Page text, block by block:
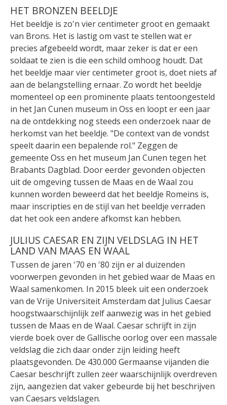
HET BRONZEN BEELDJE
Het beeldje is zo'n vier centimeter groot en gemaakt
van Brons. Het is lastig om vast te stellen wat er
precies afgebeeld wordt, maar zeker is dat er een
soldaat te zien is die een schild omhoog houdt. Dat
het beeldje maar vier centimeter groot is, doet niets af
aan de belangstelling ernaar. Zo wordt het beeldje
momenteel op een prominente plaats tentoongesteld
in het Jan Cunen museum in Oss en loopt er een jaar
na de ontdekking nog steeds een onderzoek naar de
herkomst van het beeldje. "De context van de vondst
speelt daarin een bepalende rol." Zeggen de
gemeente Oss en het museum Jan Cunen tegen het
Brabants Dagblad. Door eerder gevonden objecten
uit de omgeving tussen de Maas en de Waal zou
kunnen worden beweerd dat het beeldje Romeins is,
maar inscripties en de stijl van het beeldje verraden
dat het ook een andere afkomst kan hebben.
JULIUS CAESAR EN ZIJN VELDSLAG IN HET
LAND VAN MAAS EN WAAL
Tussen de jaren '70 en '80 zijn er al duizenden
voorwerpen gevonden in het gebied waar de Maas en
Waal samenkomen. In 2015 bleek uit een onderzoek
van de Vrije Universiteit Amsterdam dat Julius Caesar
hoogstwaarschijnlijk zelf aanwezig was in het gebied
tussen de Maas en de Waal. Caesar schrijft in zijn
vierde boek over de Gallische oorlog over een massale
veldslag die zich daar onder zijn leiding heeft
plaatsgevonden. De 430.000 Germaanse vijanden die
Caesar beschrijft zullen zeer waarschijnlijk overdreven
zijn, aangezien dat vaker gebeurde bij het beschrijven
van Caesars veldslagen.